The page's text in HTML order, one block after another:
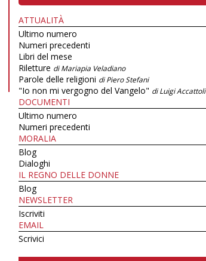
ATTUALITÀ
Ultimo numero
Numeri precedenti
Libri del mese
Riletture di Mariapia Veladiano
Parole delle religioni di Piero Stefani
"Io non mi vergogno del Vangelo" di Luigi Accattoli
DOCUMENTI
Ultimo numero
Numeri precedenti
MORALIA
Blog
Dialoghi
IL REGNO DELLE DONNE
Blog
NEWSLETTER
Iscriviti
EMAIL
Scrivici